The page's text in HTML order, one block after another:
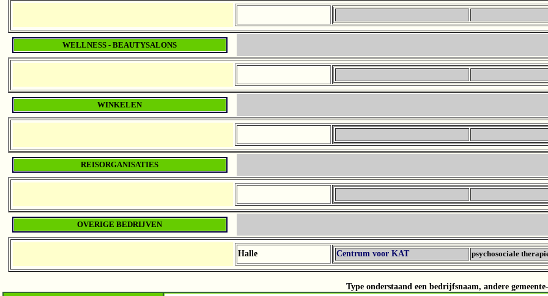
WELLNESS - BEAUTYSALONS
WINKELEN
REISORGANISATIES
OVERIGE BEDRIJVEN
Halle Centrum voor KAT psychosociale
Type onderstaand een bedrijfsnaam, andere